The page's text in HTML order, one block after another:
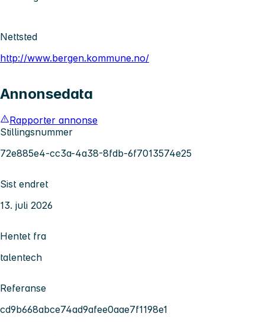
Nettsted
http://www.bergen.kommune.no/
Annonsedata
Rapporter annonse
Stillingsnummer
72e885e4-cc3a-4a38-8fdb-6f7013574e25
Sist endret
13. juli 2026
Hentet fra
talentech
Referanse
cd9b668abce74ad9afee0aae7f1198e1